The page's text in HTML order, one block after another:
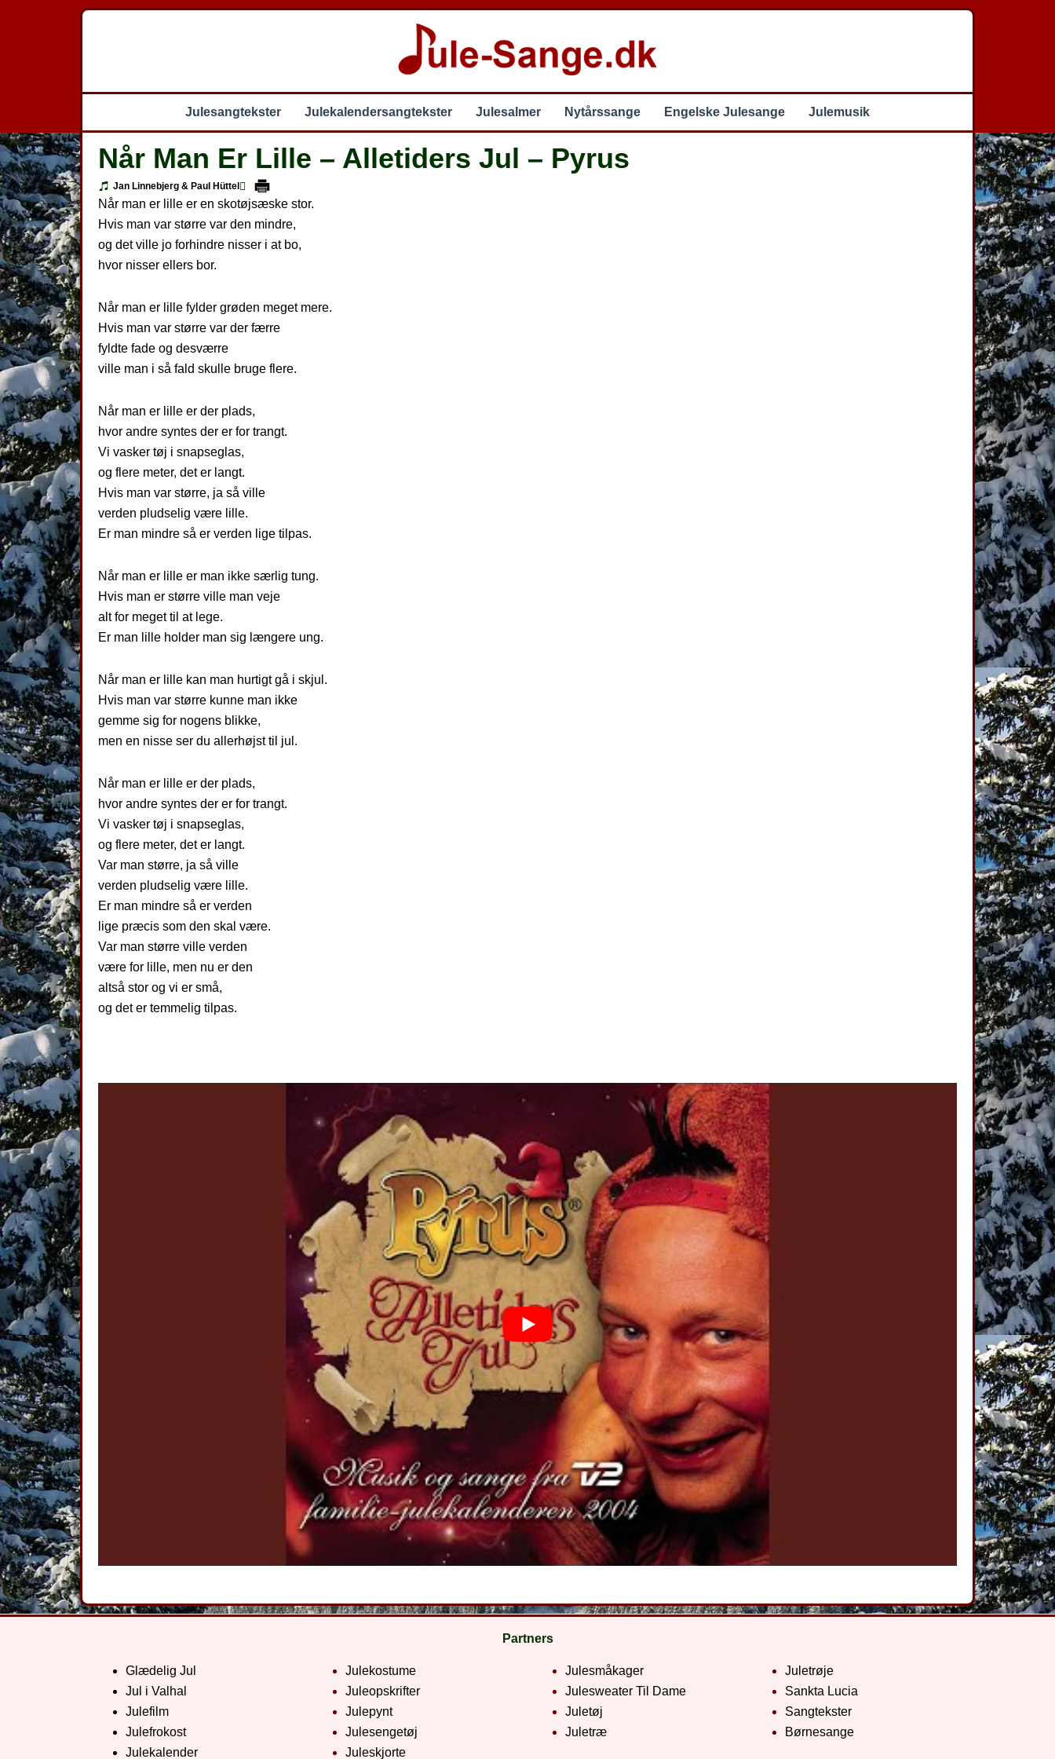
Julesangtekster Julekalendersangtekster Julesalmer Nytårssange Engelske Julesange Julemusik
Når Man Er Lille – Alletiders Jul – Pyrus
Jan Linnebjerg & Paul Hüttel
Når man er lille er en skotøjsæske stor.
Hvis man var større var den mindre,
og det ville jo forhindre nisser i at bo,
hvor nisser ellers bor.
Når man er lille fylder grøden meget mere.
Hvis man var større var der færre
fyldte fade og desværre
ville man i så fald skulle bruge flere.
Når man er lille er der plads,
hvor andre syntes der er for trangt.
Vi vasker tøj i snapseglas,
og flere meter, det er langt.
Hvis man var større, ja så ville
verden pludselig være lille.
Er man mindre så er verden lige tilpas.
Når man er lille er man ikke særlig tung.
Hvis man er større ville man veje
alt for meget til at lege.
Er man lille holder man sig længere ung.
Når man er lille kan man hurtigt gå i skjul.
Hvis man var større kunne man ikke
gemme sig for nogens blikke,
men en nisse ser du allerhøjst til jul.
Når man er lille er der plads,
hvor andre syntes der er for trangt.
Vi vasker tøj i snapseglas,
og flere meter, det er langt.
Var man større, ja så ville
verden pludselig være lille.
Er man mindre så er verden
lige præcis som den skal være.
Var man større ville verden
være for lille, men nu er den
altså stor og vi er små,
og det er temmelig tilpas.
Partners
Glædelig Jul
Jul i Valhal
Julefilm
Julefrokost
Julekalender
Julekostume
Juleopskrifter
Julepynt
Julesengetøj
Juleskjorte
Julesmåkager
Julesweater Til Dame
Juletøj
Juletræ
Juletrøje
Sankta Lucia
Sangtekster
Børnesange